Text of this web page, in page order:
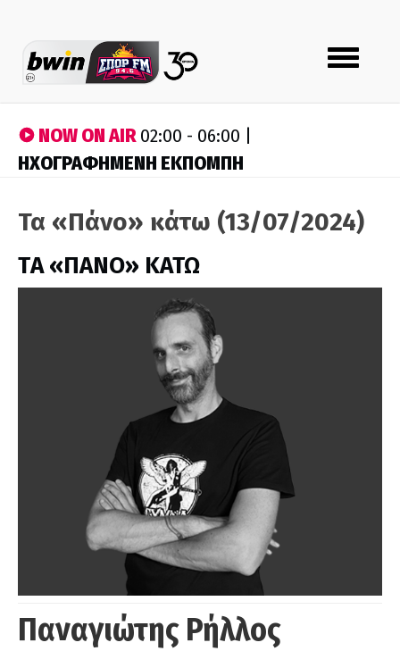
Toggle
navigation
NOW ON AIR02:00 - 06:00 |
ΗΧΟΓΡΑΦΗΜΕΝΗ ΕΚΠΟΜΠΗ
Τα «Πάνο» κάτω (13/07/2024)
ΤA «ΠΑΝΟ» ΚΑΤΩ
Παναγιώτης Ρήλλος